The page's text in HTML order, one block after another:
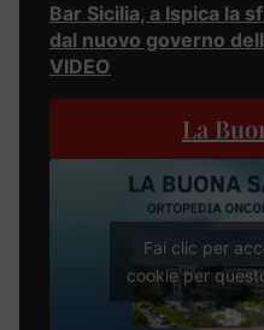
Bar Sicilia, a Ispica la
dal nuovo governo
VIDEO
La
Fai clic per
cookie per